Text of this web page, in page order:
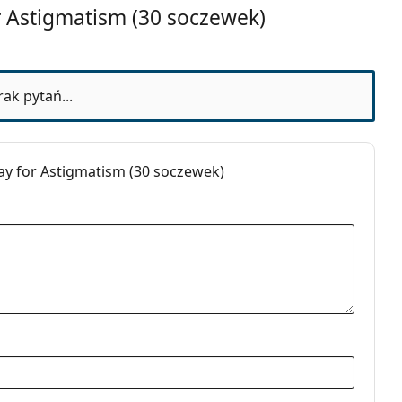
kontaktowe
(30 soczewek)
pytań...
for Astigmatism (30 soczewek)